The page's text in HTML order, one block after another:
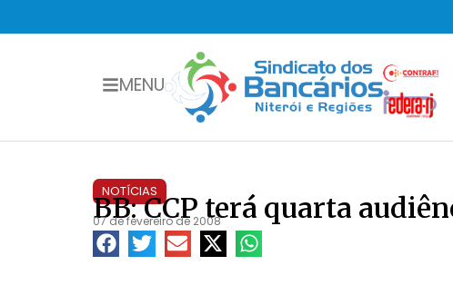
MENU
NOTÍCIAS
BB: CCP terá quarta
07 de fevereiro de 2008